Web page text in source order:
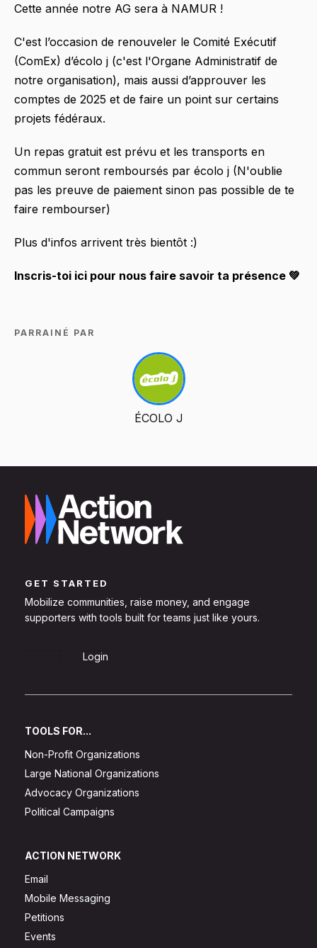
Cette année notre AG sera à NAMUR !
C'est l’occasion de renouveler le Comité Exécutif
(ComEx) d’écolo j (c'est l'Organe Administratif de
notre organisation), mais aussi d’approuver les
comptes de 2025 et de faire un point sur certains
projets fédéraux.
Un repas gratuit est prévu et les transports en
commun seront remboursés par écolo j (N'oublie
pas les preuve de paiement sinon pas possible de te
faire rembourser)
Plus d'infos arrivent très bientôt :)
Inscris-toi ici pour nous faire savoir ta présence 💚
PARRAINÉ PAR
ÉCOLO J
GET STARTED
Mobilize communities, raise money, and engage
supporters with tools built for teams just like yours.
Login
TOOLS FOR...
Non-Profit Organizations
Large National Organizations
Advocacy Organizations
Political Campaigns
ACTION NETWORK
Email
Mobile Messaging
Petitions
Events